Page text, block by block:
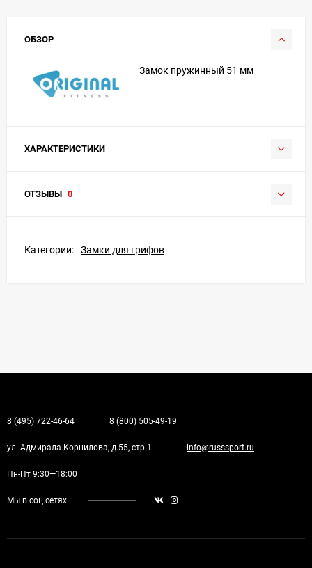
ОБЗОР
Замок пружинный 51 мм
ХАРАКТЕРИСТИКИ
ОТЗЫВЫ 0
Категории: Замки для грифов
8 (495) 722-46-64 8 (800) 505-49-19
ул. Адмирала Корнилова, д.55, стр.1 info@russsport.ru
Пн-Пт 9:30—18:00
Мы в соц.сетях